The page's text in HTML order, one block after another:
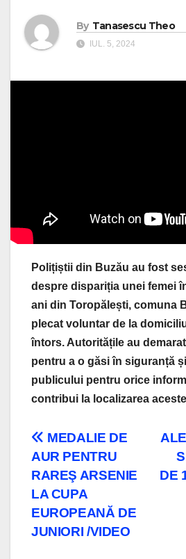
By Tanasescu Theo
IUL. 5, 2024
Polițiștii din Buzău au fost
despre dispariția unei femei
ani din Toropălești, comuna
plecat voluntar de la
întors. Autoritățile au
pentru a o găsi în siguranță
publicului pentru orice
contribui la localizarea
Navigare
în
articole
DE
MEDALIE DE
AUR PENTRU
RAREŞ ARSENIE
LA CUPA
EUROPEANĂ DE
JUNIORI /VIDEO